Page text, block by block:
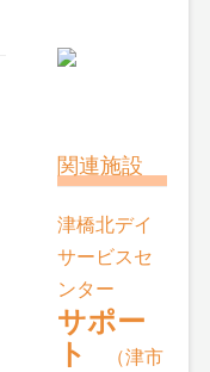
関連施設
津橋北デイ
サービスセ
ンター
サポー
ト
（津市